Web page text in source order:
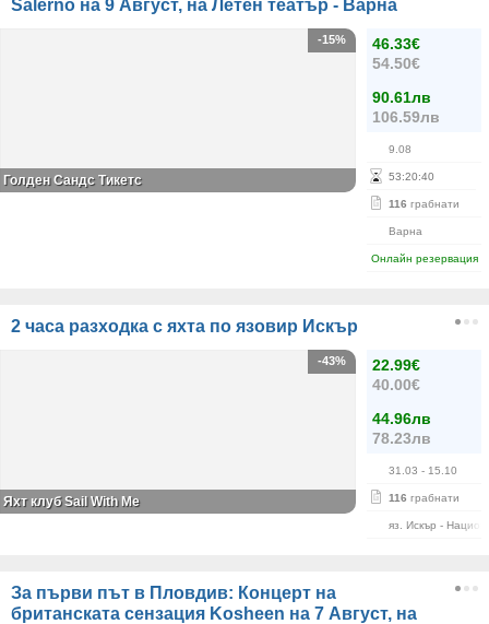
Salerno на 9 Август, на Летен театър - Варна
46.33€
54.50€
90.61лв
106.59лв
9.08
53:20:39
116 грабнати
Варна
Онлайн резервация
-15%
Голден Сандс Тикетс
2 часа разходка с яхта по язовир Искър
22.99€
40.00€
44.96лв
78.23лв
31.03 - 15.10
116 грабнати
яз. Искър -
-43%
Яхт клуб Sail With Me
За първи път в Пловдив: Концерт на
британската сензация Kosheen на 7 Август, на